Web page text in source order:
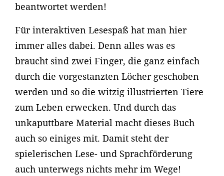
beantwortet werden!
Für interaktiven Lesespaß hat man hier
immer alles dabei. Denn alles was es
braucht sind zwei Finger, die ganz einfach
durch die vorgestanzten Löcher geschoben
werden und so die witzig illustrierten Tiere
zum Leben erwecken. Und durch das
unkaputtbare Material macht dieses Buch
auch so einiges mit. Damit steht der
spielerischen Lese- und Sprachförderung
auch unterwegs nichts mehr im Wege!